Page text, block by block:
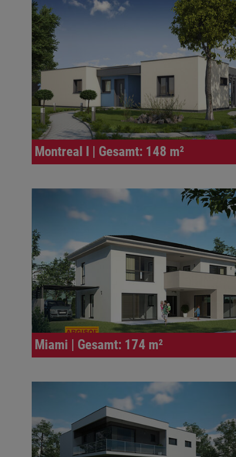
Montreal I | Gesamt: 148 m²
Miami | Gesamt: 174 m²